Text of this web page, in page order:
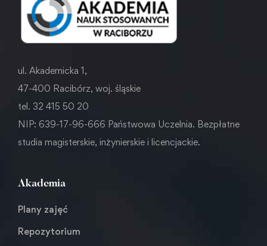
ul. Akademicka 1,
47-400 Racibórz, woj. śląskie
tel. 32 415 50 20
NIP: 639-17-96-666 Państwowa Uczelnia. Bezpłatne
studia magisterskie, inżynierskie i licencjackie.
Akademia
Plany zajęć
Repozytorium